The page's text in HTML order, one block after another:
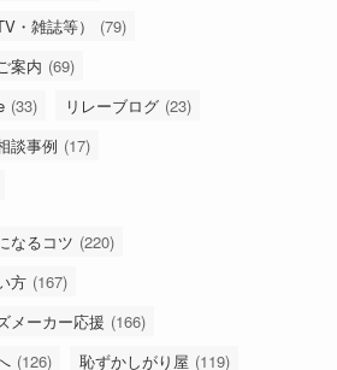
・雑誌等）
(79)
案内 (69)
(33) リレーブログ (23)
談事例 (17)
なるコツ (220)
方 (167)
メーカー応援 (166)
(126) 恥ずかしがり屋 (119)